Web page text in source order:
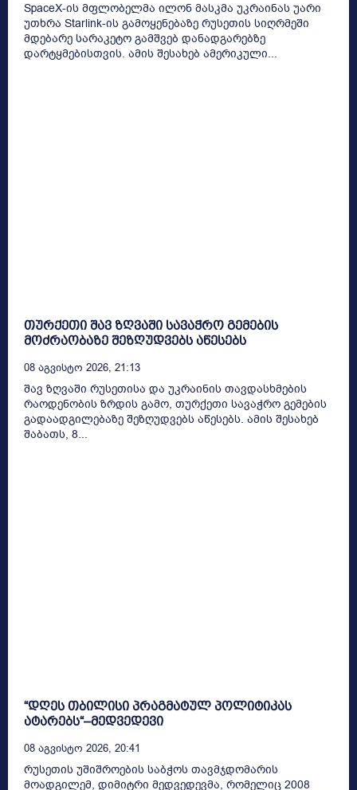
SpaceX-ის მფლობელმა ილონ მასკმა უკრაინას უარი
უთხრა Starlink-ის გამოყენებაზე რუსეთის სიღრმეში
მდებარე სარაკეტო გამშვებ დანადგარებზე
დარტყმებისთვის. ამის შესახებ ამერიკული...
თურქეთი შავ ზღვაში სავაჭრო გემების
მოძრაობაზე შეზღუდვებს აწესებს
08 Აგვისტო 2026, 21:13
შავ ზღვაში რუსეთისა და უკრაინის თავდასხმების
რაოდენობის ზრდის გამო, თურქეთი სავაჭრო გემების
გადაადგილებაზე შეზღუდვებს აწესებს. ამის შესახებ
შაბათს, 8...
“დღეს თბილისი პრაგმატულ პოლიტიკას
ატარებს“–მედვედევი
08 Აგვისტო 2026, 20:41
რუსეთის უშიშროების საბჭოს თავმჯდომარის
მოადგილემ, დიმიტრი მედვედევმა, რომელიც 2008